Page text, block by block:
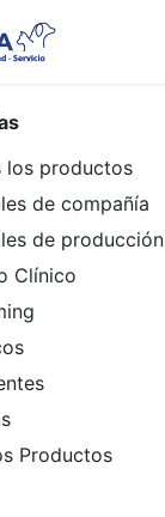
los productos
de compañía
de producción
Clínico
Productos